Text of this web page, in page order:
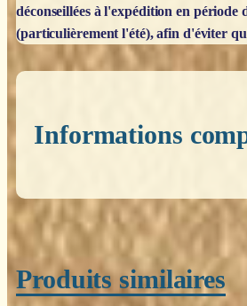
déconseillées à l'expédition en période
(particulièrement l'été), afin d'éviter
Informations
Produits similaires